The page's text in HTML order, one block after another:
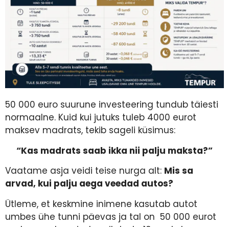
50 000 euro suurune investeering tundub täiesti
normaalne. Kuid kui jutuks tuleb 4000 eurot
maksev madrats, tekib sageli küsimus:
“Kas madrats saab ikka nii palju maksta?”
Vaatame asja veidi teise nurga alt: Mis sa
arvad, kui palju aega veedad autos?
Ütleme, et keskmine inimene kasutab autot
umbes ühe tunni päevas ja tal on 50 000 eurot